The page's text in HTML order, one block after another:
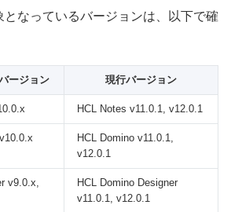
なっているバージョンは、以下で確
ージョン 現行バージョン
HCL Notes v11.0.1, v12.0.1
HCL Domino v11.0.1,
v12.0.1
v9.0.x,
HCL Domino Designer
v11.0.1, v12.0.1